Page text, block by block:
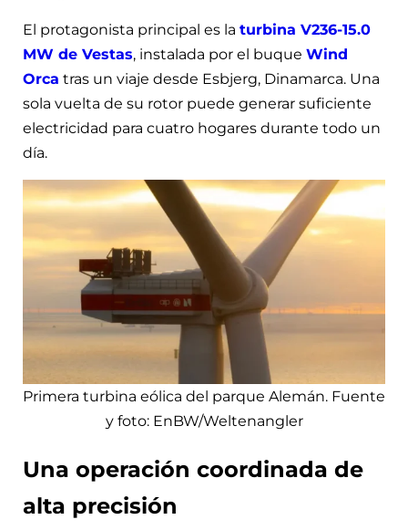
El protagonista principal es la turbina V236-15.0
MW de Vestas, instalada por el buque Wind
Orca tras un viaje desde Esbjerg, Dinamarca. Una
sola vuelta de su rotor puede generar suficiente
electricidad para cuatro hogares durante todo un
día.
Primera turbina eólica del parque Alemán. Fuente
y foto: EnBW/Weltenangler
Una operación coordinada de
alta precisión